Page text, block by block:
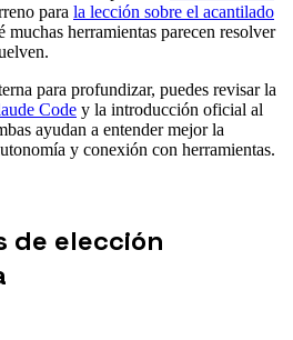
para la lección sobre el acantilado
muchas herramientas parecen resolver
para profundizar, puedes revisar la
Code y la introducción oficial al
ayudan a entender mejor la
y conexión con herramientas.
de elección